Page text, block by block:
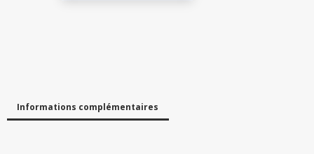
Informations complémentaires